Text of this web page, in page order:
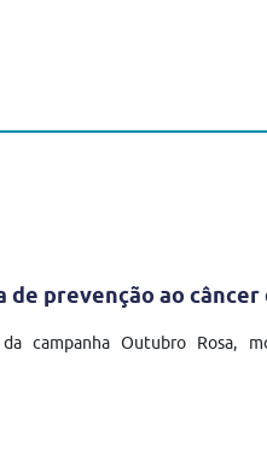
prevenção ao câncer
campanha Outubro Rosa,